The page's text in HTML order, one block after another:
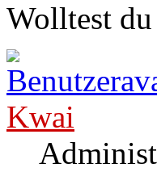
Wolltest
Kwai